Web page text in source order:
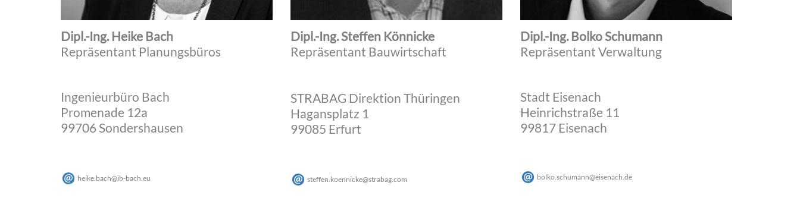
Dipl.-Ing. Heike Bach
Repräsentant Planungsbüros
Ingenieurbüro Bach
Promenade 12a
99706 Sondershausen
heike.bach@ib-bach eu
Dipl.-Ing. Steffen Könnicke
Repräsentant Bauwirtschaft
STRABAG Direktion Thüringen
Hagansplatz 1
99085 Erfurt
steffen.koennicke@strabag .com
Dipl.-Ing. Bolko Schumann
Repräsentant Verwaltung
Stadt Eisenach
Heinrichstraße 11
99817 Eisenach
bolko.schumann@eisenach .de